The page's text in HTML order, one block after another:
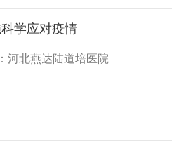
学应对疫情
河北燕达陆道培医院